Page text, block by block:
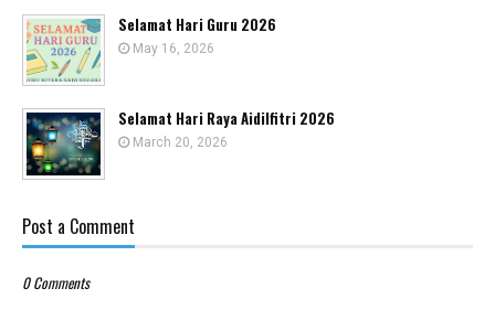
Selamat Hari Guru 2026
May 16, 2026
Selamat Hari Raya Aidilfitri 2026
March 20, 2026
Post a Comment
0 Comments